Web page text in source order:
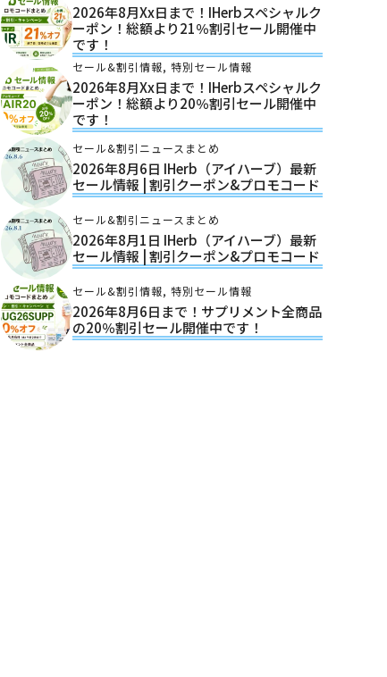
2026年8月xx日まで！iHerbスペシャルク
ーポン！総額より21％割引セール開催中
です！
セール&割引情報, 特別セール情報
2026年8月xx日まで！iHerbスペシャルク
ーポン！総額より20％割引セール開催中
です！
セール&割引ニュースまとめ
2026年8月6日 IHerb（アイハーブ）最新
セール情報 | 割引クーポン&プロモコード
セール&割引ニュースまとめ
2026年8月1日 IHerb（アイハーブ）最新
セール情報 | 割引クーポン&プロモコード
セール&割引情報, 特別セール情報
2026年8月6日まで！サプリメント全商品
の20％割引セール開催中です！